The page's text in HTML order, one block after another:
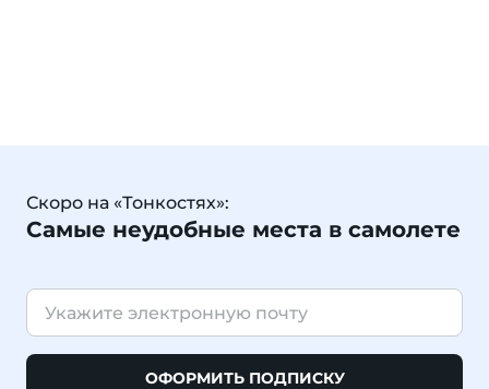
Скоро на «Тонкостях»:
Самые неудобные места в самолете
ОФОРМИТЬ ПОДПИСКУ